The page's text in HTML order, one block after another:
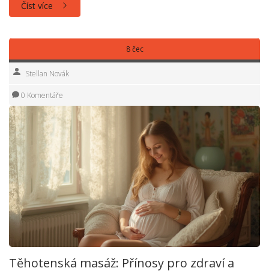
Číst více
8 čec
Stellan Novák
0 Komentáře
Těhotenská masáž: Přínosy pro zdraví a